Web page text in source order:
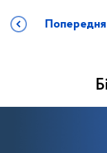
Попередня